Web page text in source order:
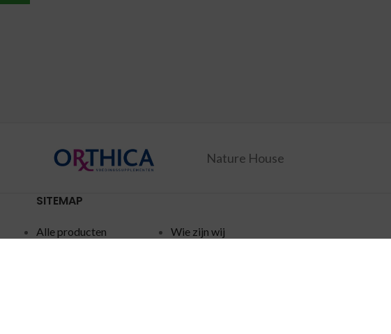
Nature House
SITEMAP
Alle producten
Wie zijn wij